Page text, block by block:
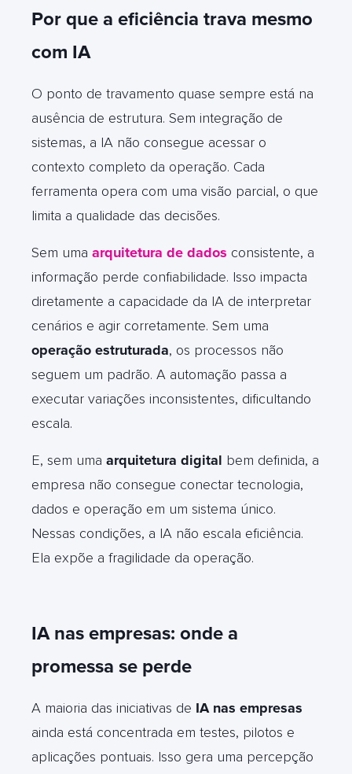
Por que a eficiência trava mesmo
com IA
O ponto de travamento quase sempre está na
ausência de estrutura. Sem integração de
sistemas, a IA não consegue acessar o
contexto completo da operação. Cada
ferramenta opera com uma visão parcial, o que
limita a qualidade das decisões.
Sem uma arquitetura de dados consistente, a
informação perde confiabilidade. Isso impacta
diretamente a capacidade da IA de interpretar
cenários e agir corretamente. Sem uma
operação estruturada, os processos não
seguem um padrão. A automação passa a
executar variações inconsistentes, dificultando
escala.
E, sem uma arquitetura digital bem definida, a
empresa não consegue conectar tecnologia,
dados e operação em um sistema único.
Nessas condições, a IA não escala eficiência.
Ela expõe a fragilidade da operação.
IA nas empresas: onde a
promessa se perde
A maioria das iniciativas de IA nas empresas
ainda está concentrada em testes, pilotos e
aplicações pontuais. Isso gera uma percepção